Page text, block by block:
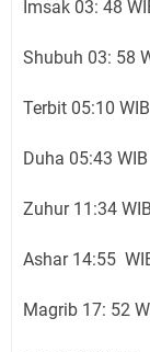
Imsak 03: 48
Shubuh 03: 58
Terbit 05:10 WIB
Duha 05:43 WIB
Zuhur 11:34 WIB
Ashar 14:55
Magrib 17: 52